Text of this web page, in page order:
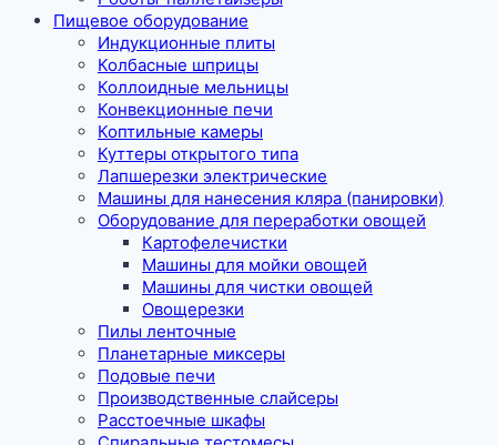
Пищевое оборудование
Индукционные плиты
Колбасные шприцы
Коллоидные мельницы
Конвекционные печи
Коптильные камеры
Куттеры открытого типа
Лапшерезки электрические
Машины для нанесения кляра (панировки)
Оборудование для переработки овощей
Картофелечистки
Машины для мойки овощей
Машины для чистки овощей
Овощерезки
Пилы ленточные
Планетарные миксеры
Подовые печи
Производственные слайсеры
Расстоечные шкафы